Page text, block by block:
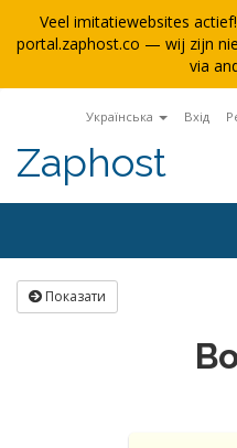
Veel imitatiewebsites
portal.zaphost.co — wij zijn
via
Українська Вхід
Zaphost
Показати